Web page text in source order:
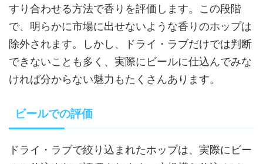
すり合わせる方法で香りを評価します。この段階
で、明らかに市場に出せないような香りのホップは
除外されます。しかし、ドライ・ラブだけでは判断
できないことも多く、実際にビールに仕込んでみな
ければ分からない魅力もたくさんあります。
ビールでの評価
ドライ・ラブで絞り込まれたホップは、実際にビー